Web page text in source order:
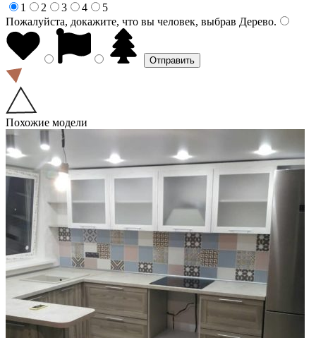
1
2 3 4
5
Пожалуйста, докажите, что вы человек, выбрав Дерево.
Похожие модели